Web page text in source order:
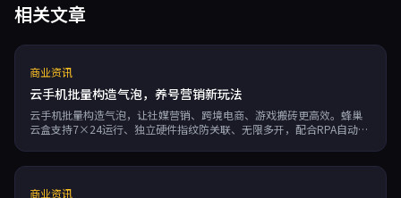
相关文章
商业资讯
云手机批量构造气泡，养号营销新玩法
云手机批量构造气泡，让社媒营销、跨境电商、游戏搬砖更高效。蜂巢
云盒支持7×24运行、独立硬件指纹防关联、无限多开，配合RPA自动化
商业资讯